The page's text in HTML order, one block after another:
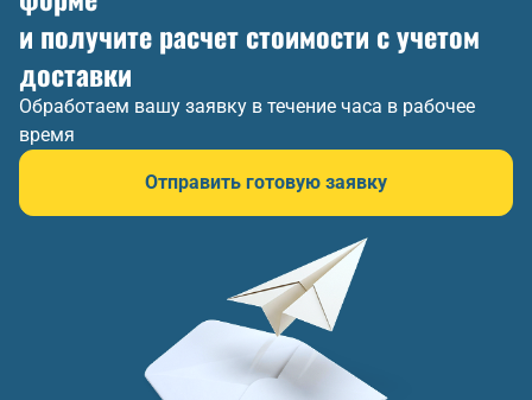
и получите расчет стоимости с учетом
доставки
Обработаем вашу заявку в течение часа в рабочее
время
Отправить готовую заявку